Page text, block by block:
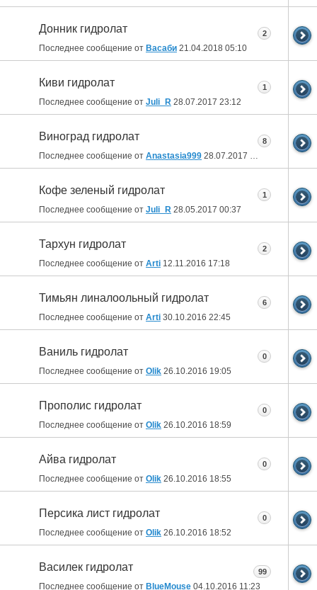
Донник гидролат
Последнее сообщение от Васаби 21.04.2018 05:10
2
Киви гидролат
Последнее сообщение от Juli_R 28.07.2017 23:12
1
Виноград гидролат
Последнее сообщение от Anastasia999 28.07.2017
8
Кофе зеленый гидролат
Последнее сообщение от Juli_R 28.05.2017 00:37
1
Тархун гидролат
Последнее сообщение от Arti 12.11.2016 17:18
2
Тимьян линалоольный гидролат
Последнее сообщение от Arti 30.10.2016 22:45
6
Ваниль гидролат
Последнее сообщение от Olik 26.10.2016 19:05
0
Прополис гидролат
Последнее сообщение от Olik 26.10.2016 18:59
0
Айва гидролат
Последнее сообщение от Olik 26.10.2016 18:55
0
Персика лист гидролат
Последнее сообщение от Olik 26.10.2016 18:52
0
Василек гидролат
Последнее сообщение от BlueMouse 04.10.2016 11:23
99